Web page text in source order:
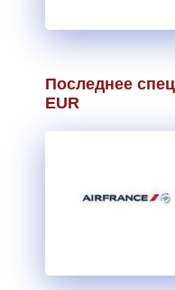
Последнее
EUR